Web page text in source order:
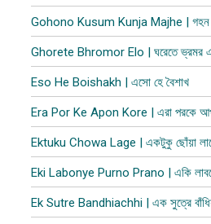
Gohono Kusum Kunja Majhe | গহন
Ghorete Bhromor Elo | ঘরেতে ভ্রমর
Eso He Boishakh | এসো হে বৈশাখ
Era Por Ke Apon Kore | এরা পরকে
Ektuku Chowa Lage | একটুকু ছোঁয়া
Eki Labonye Purno Prano | একি
Ek Sutre Bandhiachhi | এক সুত্রে